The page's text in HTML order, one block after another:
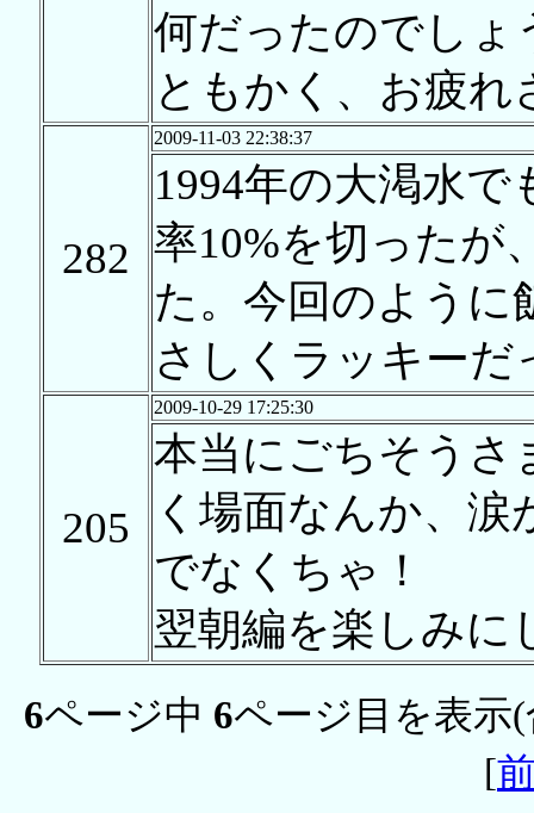
何だったのでしょ
ともかく、お疲れ
282
2009-11-03 22:38:37
1994年の大渇水
率10%を切ったが
た。今回のように
さしくラッキーだ
205
2009-10-29 17:25:30
本当にごちそうさ
く場面なんか、
でなくちゃ！
翌朝編を楽しみに
6ページ中 6ページ目を表示
[